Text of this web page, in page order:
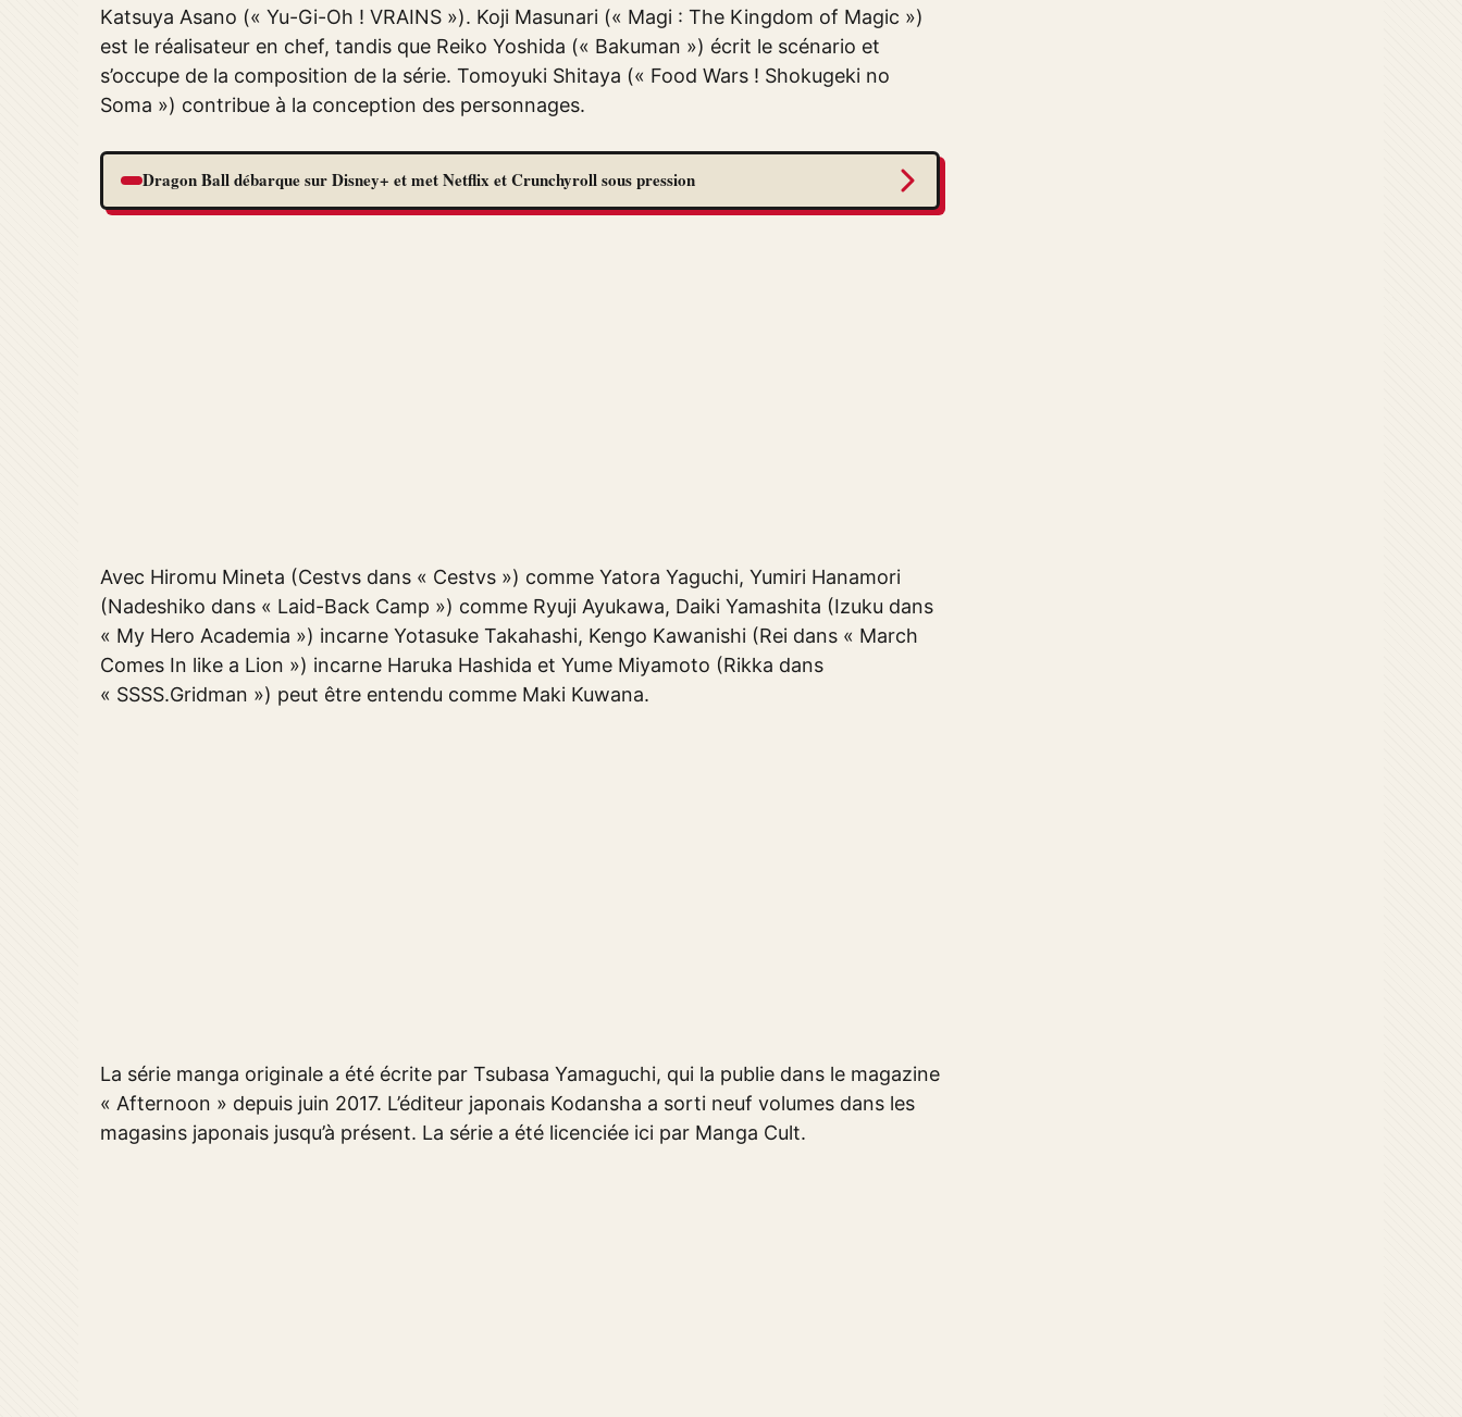
Katsuya Asano (« Yu-Gi-Oh ! VRAINS »). Koji Masunari (« Magi : The Kingdom of Magic »)
est le réalisateur en chef, tandis que Reiko Yoshida (« Bakuman ») écrit le scénario et
s’occupe de la composition de la série. Tomoyuki Shitaya (« Food Wars ! Shokugeki no
Soma ») contribue à la conception des personnages.
Dragon Ball débarque sur Disney+ et met Netflix et Crunchyroll sous pression
Avec Hiromu Mineta (Cestvs dans « Cestvs ») comme Yatora Yaguchi, Yumiri Hanamori
(Nadeshiko dans « Laid-Back Camp ») comme Ryuji Ayukawa, Daiki Yamashita (Izuku dans
« My Hero Academia ») incarne Yotasuke Takahashi, Kengo Kawanishi (Rei dans « March
Comes In like a Lion ») incarne Haruka Hashida et Yume Miyamoto (Rikka dans
« SSSS.Gridman ») peut être entendu comme Maki Kuwana.
La série manga originale a été écrite par Tsubasa Yamaguchi, qui la publie dans le magazine
« Afternoon » depuis juin 2017. L’éditeur japonais Kodansha a sorti neuf volumes dans les
magasins japonais jusqu’à présent. La série a été licenciée ici par Manga Cult.